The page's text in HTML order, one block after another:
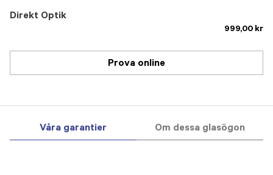
Direkt Optik
999,00 kr
Prova online
Våra garantier Om dessa glasögon